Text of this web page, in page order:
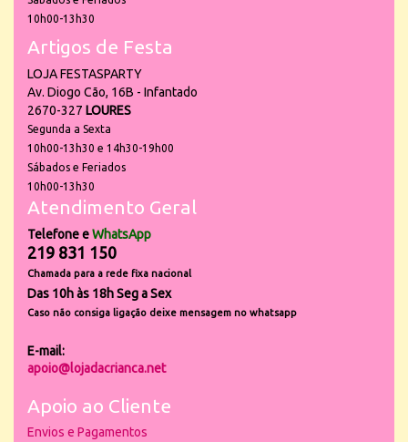
10h00-13h30
Artigos de Festa
LOJA FESTASPARTY
Av. Diogo Cão, 16B - Infantado
2670-327 LOURES
Segunda a Sexta
10h00-13h30 e 14h30-19h00
Sábados e Feriados
10h00-13h30
Atendimento Geral
Telefone eWhatsApp
219 831 150
Chamada para a rede fixa nacional
Das 10h às 18h Seg a Sex
Caso não consiga ligação deixe mensagem no whatsapp
E-mail:
apoio@lojadacrianca.net
Apoio ao Cliente
Envios e Pagamentos